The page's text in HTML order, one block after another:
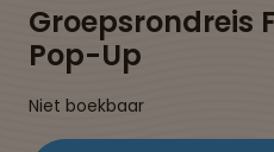
Groepsrondreis
Pop-Up
Niet boekbaar